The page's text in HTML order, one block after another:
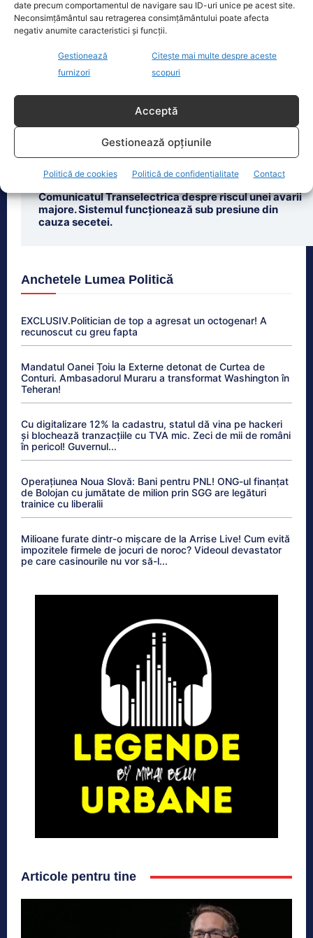
date precum comportamentul de navigare sau ID-uri unice pe acest site.
Neconsimțământul sau retragerea consimțământului poate afecta
negativ anumite caracteristici și funcții.
Gestionează
furnizori
Citește mai multe despre aceste
scopuri
Acceptă
Gestionează opțiunile
Politică de cookies Politică de confidențialitate Contact
Ultimele știri
Strategia națională pentru biodiversitate, adoptată
în Camera Deputaților. De ce, totuși, USR a votat cu
amendamentele PSD
Dan Dungaciu: Green Deal, eșec major al Comisiei
Europene, gândit de un politician cu 14% scor
Comunicatul Transelectrica despre riscul unei avarii
majore. Sistemul funcționează sub presiune din
cauza secetei.
Anchetele Lumea Politică
EXCLUSIV.Politician de top a agresat un octogenar! A
recunoscut cu greu fapta
Mandatul Oanei Țoiu la Externe detonat de Curtea de
Conturi. Ambasadorul Muraru a transformat Washington în
Teheran!
Cu digitalizare 12% la cadastru, statul dă vina pe hackeri
și blochează tranzacțiile cu TVA mic. Zeci de mii de români
în pericol! Guvernul...
Operațiunea Noua Slovă: Bani pentru PNL! ONG-ul finanțat
de Bolojan cu jumătate de milion prin SGG are legături
trainice cu liberalii
Milioane furate dintr-o mișcare de la Arrise Live! Cum evită
impozitele firmele de jocuri de noroc? Videoul devastator
pe care casinourile nu vor să-l...
Articole pentru tine